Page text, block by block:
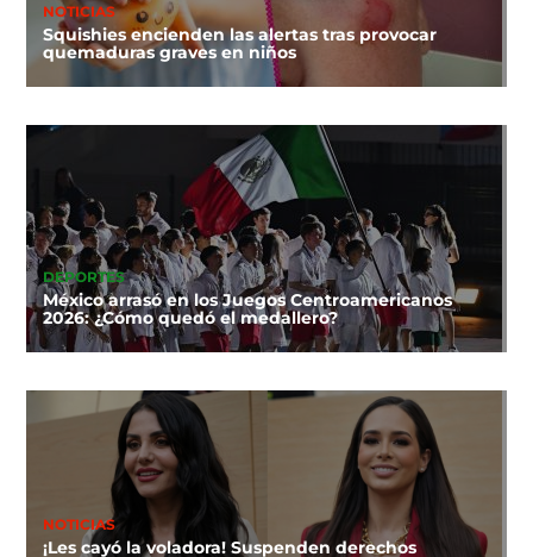
NOTICIAS
Squishies encienden las alertas tras provocar
quemaduras graves en niños
DEPORTES
México arrasó en los Juegos Centroamericanos
2026: ¿Cómo quedó el medallero?
NOTICIAS
¡Les cayó la voladora! Suspenden derechos